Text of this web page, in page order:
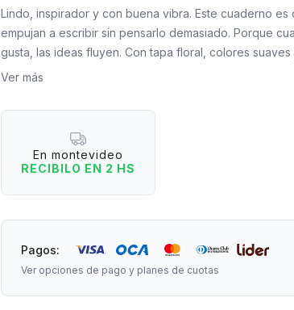
Lindo, inspirador y con buena vibra. Este cuaderno es
empujan a escribir sin pensarlo demasiado. Porque
gusta, las ideas fluyen. Con tapa floral, colores suaves
positivo, es ideal para anotar ideas, escribir, planear o
mesa de luz, acompaña esos momentos tranquilos
vuelve un mini ritual.
Razones para tener uno (o más de uno):
- Formato práctico para uso diario.
- Ideal para notas, journaling o listas.
Ver más
En montevideo
RECIBILO EN 2 HS
Pagos:
Ver opciones de pago y planes de cuotas